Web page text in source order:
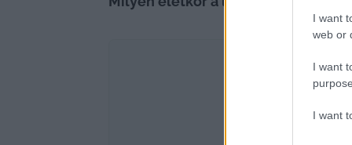
I want
web or
I want
I want